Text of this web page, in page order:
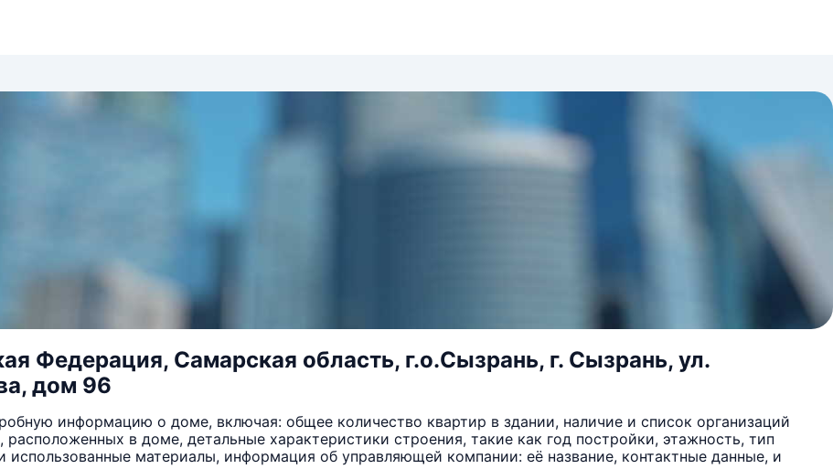
Федерация, Самарская область, г.о.Сызрань, г. Сызрань, ул.
дом 96
информацию о доме, включая: общее количество квартир в здании, наличие и список организаций
расположенных в доме, детальные характеристики строения, такие как год постройки, этажность, тип
использованные материалы, информация об управляющей компании: её название, контактные данные, и